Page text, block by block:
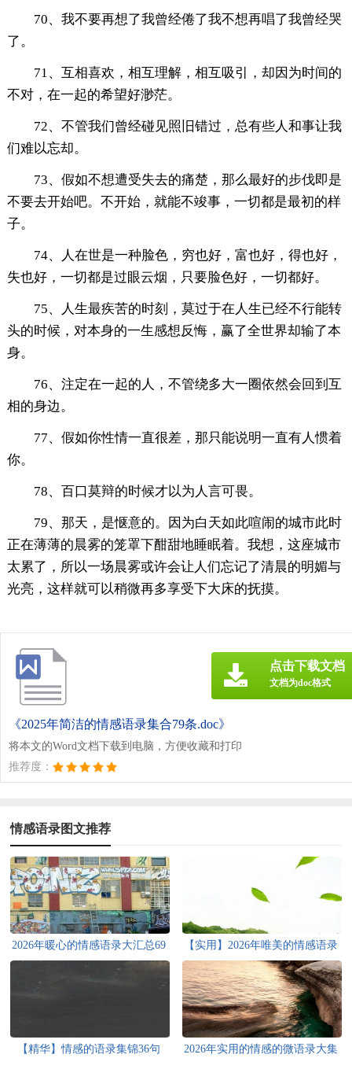
70、我不要再想了我曾经倦了我不想再唱了我曾经哭
了。
71、互相喜欢，相互理解，相互吸引，却因为时间的
不对，在一起的希望好渺茫。
72、不管我们曾经碰见照旧错过，总有些人和事让我
们难以忘却。
73、假如不想遭受失去的痛楚，那么最好的步伐即是
不要去开始吧。不开始，就能不竣事，一切都是最初的样
子。
74、人在世是一种脸色，穷也好，富也好，得也好，
失也好，一切都是过眼云烟，只要脸色好，一切都好。
75、人生最疾苦的时刻，莫过于在人生已经不行能转
头的时候，对本身的一生感想反悔，赢了全世界却输了本
身。
76、注定在一起的人，不管绕多大一圈依然会回到互
相的身边。
77、假如你性情一直很差，那只能说明一直有人惯着
你。
78、百口莫辩的时候才以为人言可畏。
79、那天，是惬意的。因为白天如此喧闹的城市此时
正在薄薄的晨雾的笼罩下酣甜地睡眠着。我想，这座城市
太累了，所以一场晨雾或许会让人们忘记了清晨的明媚与
光亮，这样就可以稍微再多享受下大床的抚摸。
《2025年简洁的情感语录集合79条.doc》
将本文的Word文档下载到电脑，方便收藏和打印
推荐度：
点击下载文档
文档为doc格式
情感语录图文推荐
2026年暖心的情感语录大汇总69
条
【实用】2026年唯美的情感语录
集合66句
【精华】情感的语录集锦36句
2026年实用的情感的微语录大集